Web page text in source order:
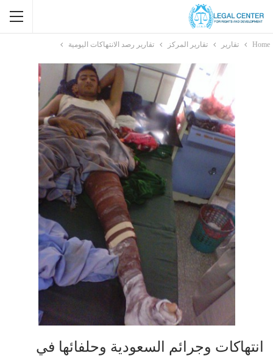
Home تقارير تقارير المركز تقارير رصد الانتهاكات اليومية
انتهاكات وجرائم السعودية وحلفائها في